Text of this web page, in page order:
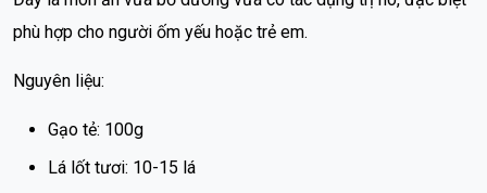
phù hợp cho người ốm yếu hoặc trẻ em.
Nguyên liệu:
Gạo tẻ: 100g
Lá lốt tươi: 10-15 lá